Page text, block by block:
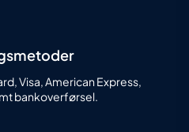
Visa, American Express,
bankoverførsel.